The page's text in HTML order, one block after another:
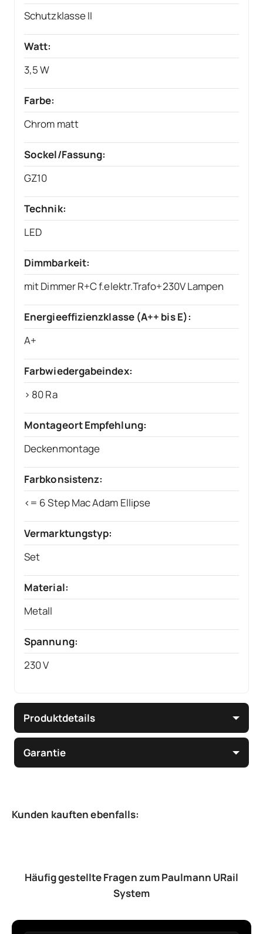
Schutzklasse II
Watt:
3,5 W
Farbe:
Chrom matt
Sockel/Fassung:
GZ10
Technik:
LED
Dimmbarkeit:
mit Dimmer R+C f.elektr.Trafo+230V Lampen
Energieeffizienzklasse (A++ bis E):
A+
Farbwiedergabeindex:
> 80 Ra
Montageort Empfehlung:
Deckenmontage
Farbkonsistenz:
<= 6 Step Mac Adam Ellipse
Vermarktungstyp:
Set
Material:
Metall
Spannung:
230 V
Produktdetails
Garantie
Häufig gestellte Fragen zum Paulmann URail
System